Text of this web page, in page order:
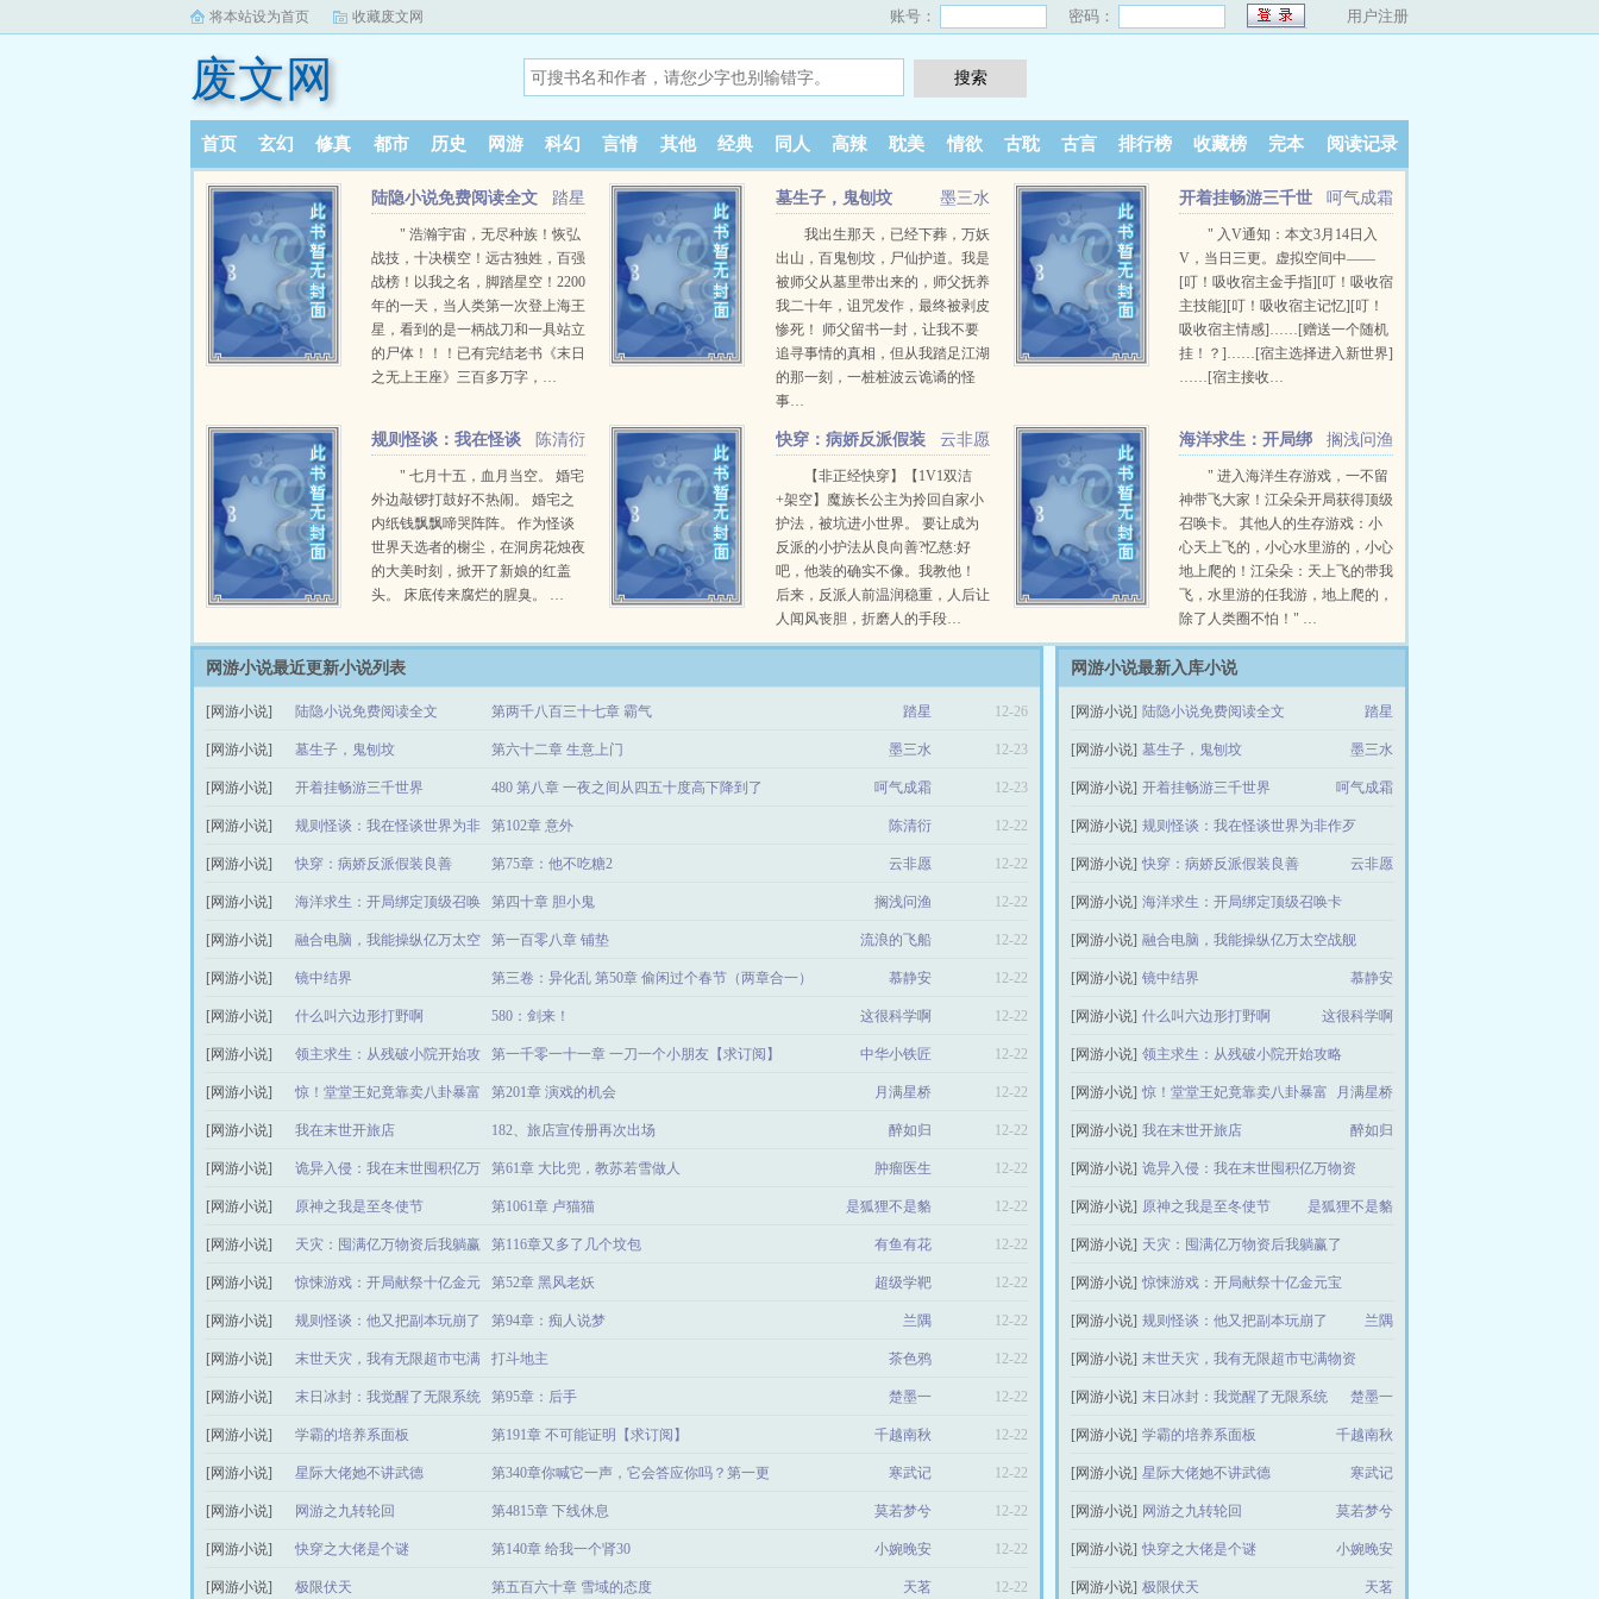
将本站设为首页 收藏废文网 账号： 密码： 用户注册
废文网
首页 玄幻 修真 都市 历史 网游 科幻 言情 其他 经典 同人 高辣 耽美 情欲 古耽 古言 排行榜 收藏榜 完本 阅读记录
踏星
陆隐小说免费阅读全文
" 浩瀚宇宙，无尽种族！恢弘
战技，十决横空！远古独姓，百强
战榜！以我之名，脚踏星空！2200
年的一天，当人类第一次登上海王
星，看到的是一柄战刀和一具站立
的尸体！！！已有完结老书《末日
之无上王座》三百多万字，…
墨三水
墓生子，鬼刨坟
我出生那天，已经下葬，万妖
出山，百鬼刨坟，尸仙护道。我是
被师父从墓里带出来的，师父抚养
我二十年，诅咒发作，最终被剥皮
惨死！ 师父留书一封，让我不要
追寻事情的真相，但从我踏足江湖
的那一刻，一桩桩波云诡谲的怪
事…
呵气成霜
开着挂畅游三千世
" 入V通知：本文3月14日入
V，当日三更。虚拟空间中——
[叮！吸收宿主金手指][叮！吸收宿
主技能][叮！吸收宿主记忆][叮！
吸收宿主情感]……[赠送一个随机
挂！？]……[宿主选择进入新世界]
……[宿主接收…
陈清衍
规则怪谈：我在怪谈
世界为非作歹
" 七月十五，血月当空。 婚宅
外边敲锣打鼓好不热闹。 婚宅之
内纸钱飘飘啼哭阵阵。 作为怪谈
世界天选者的榭尘，在洞房花烛夜
的大美时刻，掀开了新娘的红盖
头。 床底传来腐烂的腥臭。 …
云非愿
快穿：病娇反派假装
【非正经快穿】【1V1双洁
+架空】魔族长公主为拎回自家小
护法，被坑进小世界。 要让成为
反派的小护法从良向善?忆慈:好
吧，他装的确实不像。我教他！
后来，反派人前温润稳重，人后让
人闻风丧胆，折磨人的手段…
搁浅问渔
海洋求生：开局绑
定顶级召唤卡
" 进入海洋生存游戏，一不留
神带飞大家！江朵朵开局获得顶级
召唤卡。 其他人的生存游戏：小
心天上飞的，小心水里游的，小心
地上爬的！江朵朵：天上飞的带我
飞，水里游的任我游，地上爬的，
除了人类圈不怕！" …
网游小说最近更新小说列表
[网游小说] 陆隐小说免费阅读全文 第两千八百三十七章 霸气 踏星 12-26
[网游小说] 墓生子，鬼刨坟 第六十二章 生意上门 墨三水 12-23
[网游小说] 开着挂畅游三千世界 480 第八章 一夜之间从四五十度高下降到了 呵气成霜 12-23
[网游小说] 规则怪谈：我在怪谈世界为非
作歹
第102章 意外 陈清衍 12-22
[网游小说] 快穿：病娇反派假装良善 第75章：他不吃糖2 云非愿 12-22
[网游小说] 海洋求生：开局绑定顶级召唤
卡
第四十章 胆小鬼 搁浅问渔 12-22
[网游小说] 融合电脑，我能操纵亿万太空
战舰
第一百零八章 铺垫 流浪的飞船 12-22
[网游小说] 镜中结界 第三卷：异化乱 第50章 偷闲过个春节（两章合一） 慕静安 12-22
[网游小说] 什么叫六边形打野啊 580：剑来！ 这很科学啊 12-22
[网游小说] 领主求生：从残破小院开始攻
略
第一千零一十一章 一刀一个小朋友【求订阅】 中华小铁匠 12-22
[网游小说] 惊！堂堂王妃竟靠卖八卦暴富 第201章 演戏的机会 月满星桥 12-22
[网游小说] 我在末世开旅店 182、旅店宣传册再次出场 醉如归 12-22
[网游小说] 诡异入侵：我在末世囤积亿万
物资
第61章 大比兜，教苏若雪做人 肿瘤医生 12-22
[网游小说] 原神之我是至冬使节 第1061章 卢猫猫 是狐狸不是貉 12-22
[网游小说] 天灾：囤满亿万物资后我躺赢
了
第116章又多了几个坟包 有鱼有花 12-22
[网游小说] 惊悚游戏：开局献祭十亿金元
宝
第52章 黑风老妖 超级学靶 12-22
[网游小说] 规则怪谈：他又把副本玩崩了 第94章：痴人说梦 兰隅 12-22
[网游小说] 末世天灾，我有无限超市屯满
物资
打斗地主 茶色鸦 12-22
[网游小说] 末日冰封：我觉醒了无限系统 第95章：后手 楚墨一 12-22
[网游小说] 学霸的培养系面板 第191章 不可能证明【求订阅】 千越南秋 12-22
[网游小说] 星际大佬她不讲武德 第340章你喊它一声，它会答应你吗？第一更 寒武记 12-22
[网游小说] 网游之九转轮回 第4815章 下线休息 莫若梦兮 12-22
[网游小说] 快穿之大佬是个谜 第140章 给我一个肾30 小婉晚安 12-22
[网游小说] 极限伏天 第五百六十章 雪域的态度 天茗 12-22
网游小说最新入库小说
[网游小说] 陆隐小说免费阅读全文 踏星
[网游小说] 墓生子，鬼刨坟 墨三水
[网游小说] 开着挂畅游三千世界 呵气成霜
[网游小说] 规则怪谈：我在怪谈世界为非作歹
陈清衍
[网游小说] 快穿：病娇反派假装良善 云非愿
[网游小说] 海洋求生：开局绑定顶级召唤卡
搁浅问渔
[网游小说] 融合电脑，我能操纵亿万太空战舰
流浪的飞船
[网游小说] 镜中结界 慕静安
[网游小说] 什么叫六边形打野啊 这很科学啊
[网游小说] 领主求生：从残破小院开始攻略
中华小铁匠
[网游小说] 惊！堂堂王妃竟靠卖八卦暴富 月满星桥
[网游小说] 我在末世开旅店 醉如归
[网游小说] 诡异入侵：我在末世囤积亿万物资
肿瘤医生
[网游小说] 原神之我是至冬使节 是狐狸不是貉
[网游小说] 天灾：囤满亿万物资后我躺赢了
有鱼有花
[网游小说] 惊悚游戏：开局献祭十亿金元宝
超级学靶
[网游小说] 规则怪谈：他又把副本玩崩了 兰隅
[网游小说] 末世天灾，我有无限超市屯满物资
茶色鸦
[网游小说] 末日冰封：我觉醒了无限系统 楚墨一
[网游小说] 学霸的培养系面板 千越南秋
[网游小说] 星际大佬她不讲武德 寒武记
[网游小说] 网游之九转轮回 莫若梦兮
[网游小说] 快穿之大佬是个谜 小婉晚安
[网游小说] 极限伏天 天茗